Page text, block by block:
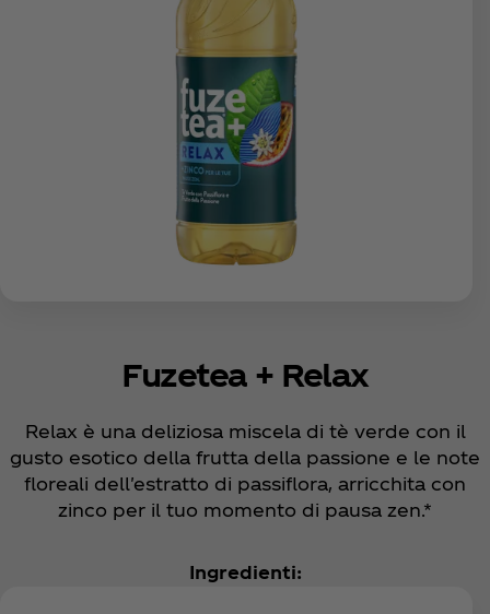
Fuzetea + Relax
Relax è una deliziosa miscela di tè verde con il
gusto esotico della frutta della passione e le note
floreali dell'estratto di passiflora, arricchita con
zinco per il tuo momento di pausa zen.*
Ingredienti: